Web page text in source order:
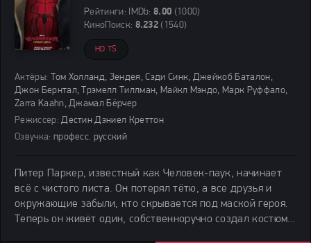
Рейтинги: IMDb:8.00 (1000)
КиноПоиск: 8.232 (1540)
HD TS
Актёры: Том Холланд, Зендея, Сэди Синк, Джейкоб Баталон,
Джон Бернтал, Трэмелл Тиллман, Майкл Мэндо, Марк Руффало,
Zarra Kaahn, Джамал Бёрчер
Режиссер: Дестин Дэниел Креттон
Озвучка: професс. русский
Питер Паркер, известный как Человек-паук, начинает
всё с чистого листа. Он потерял тётю, а все друзья и
окружающие забыли, кто скрывается под маской героя.
Теперь он живёт один, собственноручно создал костюм и